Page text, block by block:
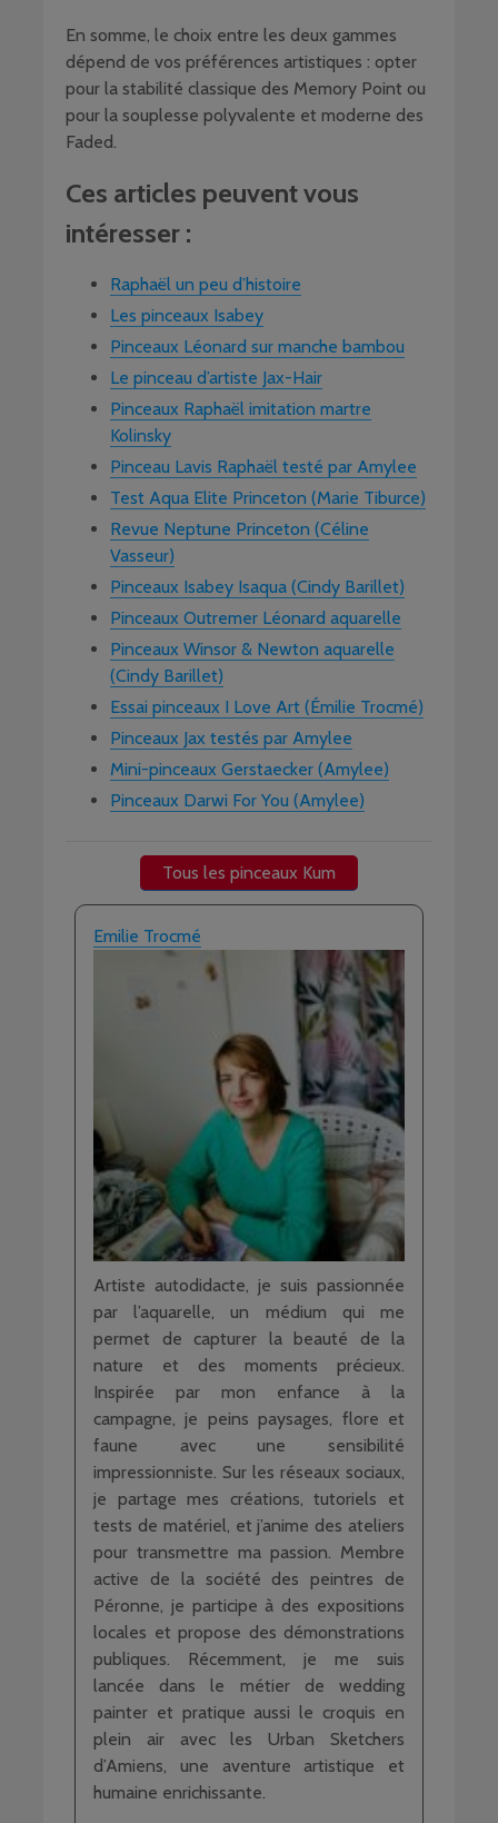
En somme, le choix entre les deux gammes
dépend de vos préférences artistiques : opter
pour la stabilité classique des Memory Point ou
pour la souplesse polyvalente et moderne des
Faded.
Ces articles peuvent vous
intéresser :
Raphaël un peu d’histoire
Les pinceaux Isabey
Pinceaux Léonard sur manche bambou
Le pinceau d’artiste Jax-Hair
Pinceaux Raphaël imitation martre
Kolinsky
Pinceau Lavis Raphaël testé par Amylee
Test Aqua Elite Princeton (Marie Tiburce)
Revue Neptune Princeton (Céline
Vasseur)
Pinceaux Isabey Isaqua (Cindy Barillet)
Pinceaux Outremer Léonard aquarelle
Pinceaux Winsor & Newton aquarelle
(Cindy Barillet)
Essai pinceaux I Love Art (Émilie Trocmé)
Pinceaux Jax testés par Amylee
Mini-pinceaux Gerstaecker (Amylee)
Pinceaux Darwi For You (Amylee)
Tous les pinceaux Kum
Emilie Trocmé
Artiste autodidacte, je suis passionnée
par l’aquarelle, un médium qui me
permet de capturer la beauté de la
nature et des moments précieux.
Inspirée par mon enfance à la
campagne, je peins paysages, flore et
faune avec une sensibilité
impressionniste. Sur les réseaux sociaux,
je partage mes créations, tutoriels et
tests de matériel, et j’anime des ateliers
pour transmettre ma passion. Membre
active de la société des peintres de
Péronne, je participe à des expositions
locales et propose des démonstrations
publiques. Récemment, je me suis
lancée dans le métier de wedding
painter et pratique aussi le croquis en
plein air avec les Urban Sketchers
d’Amiens, une aventure artistique et
humaine enrichissante.